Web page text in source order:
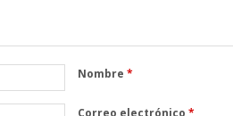
Nombre *
Correo electrónico *